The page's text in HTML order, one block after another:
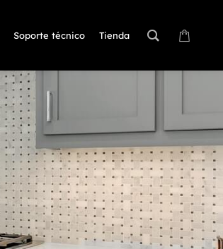
Soporte técnico Tienda